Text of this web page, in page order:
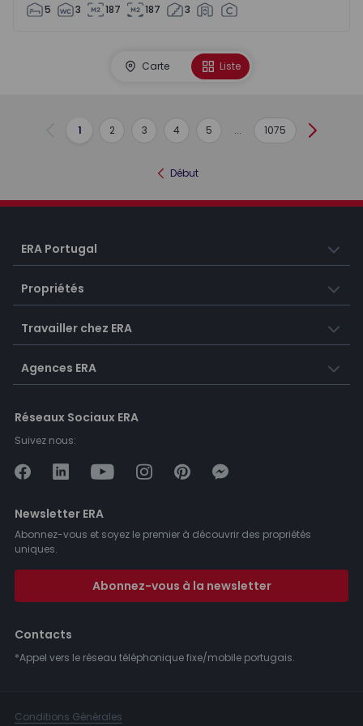
5 3 187 187 3
Carte Liste
Précédent
1 2 3 4 5 ... 1075 Suivant
Début
ERA Portugal
Propriétés
Travailler chez ERA
Agences ERA
Réseaux Sociaux ERA
Suivez nous:
Newsletter ERA
Abonnez-vous et soyez le premier à découvrir des propriétés
uniques.
Abonnez-vous à la newsletter
Contacts
*Appel vers le réseau téléphonique fixe/mobile portugais.
Conditions Générales